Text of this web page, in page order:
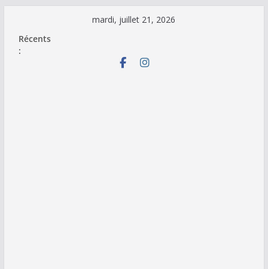
contenu
mardi, juillet 21, 2026
Récents
: